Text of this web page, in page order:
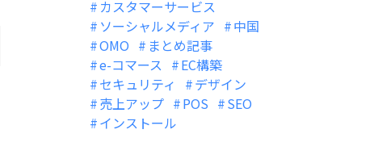
カスタマーサービス
ソーシャルメディア
中国
OMO
まとめ記事
e-コマース
EC構築
セキュリティ
デザイン
売上アップ
POS
SEO
インストール